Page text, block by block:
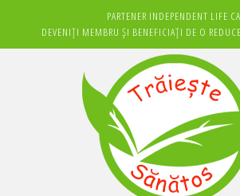
conținut
PARTENER INDEPENDENT LIFE
DEVENIȚI MEMBRU ȘI BENEFICIAȚI DE O